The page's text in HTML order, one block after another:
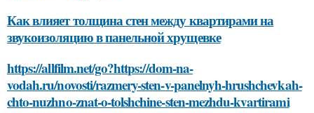
Как влияет толщина стен между квартирами на
звукоизоляцию в панельной хрущевке
https://allfilm.net/go?https://dom-na-
vodah.ru/novosti/razmery-sten-v-panelnyh-hrushchevkah-
chto-nuzhno-znat-o-tolshchine-sten-mezhdu-kvartirami